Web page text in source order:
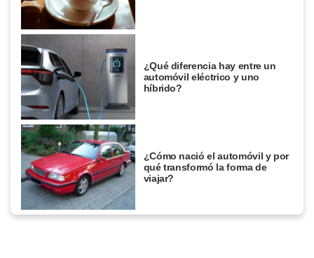
¿Qué diferencia hay entre un
automóvil eléctrico y uno
híbrido?
¿Cómo nació el automóvil y por
qué transformó la forma de
viajar?